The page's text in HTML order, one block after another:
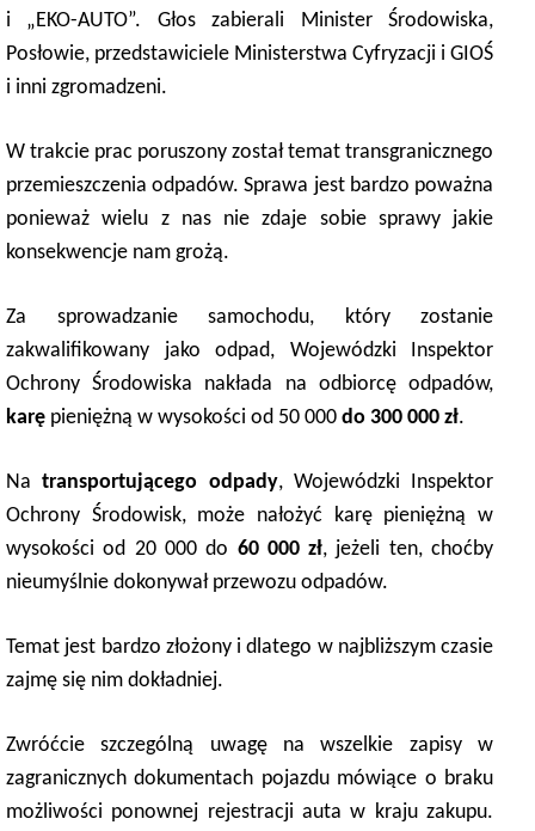
i „EKO-AUTO”. Głos zabierali Minister Środowiska,
Posłowie, przedstawiciele Ministerstwa Cyfryzacji i GIOŚ
i inni zgromadzeni.
W trakcie prac poruszony został temat transgranicznego
przemieszczenia odpadów. Sprawa jest bardzo poważna
ponieważ wielu z nas nie zdaje sobie sprawy jakie
konsekwencje nam grożą.
Za sprowadzanie samochodu, który zostanie
zakwalifikowany jako odpad, Wojewódzki Inspektor
Ochrony Środowiska nakłada na odbiorcę odpadów,
karę pieniężną w wysokości od 50 000 do 300 000 zł.
Natransportującego odpady, Wojewódzki Inspektor
Ochrony Środowisk, może nałożyć karę pieniężną w
wysokości od 20 000 do 60 000 zł, jeżeli ten, choćby
nieumyślnie dokonywał przewozu odpadów.
Temat jest bardzo złożony i dlatego w najbliższym czasie
zajmę się nim dokładniej.
Zwróćcie szczególną uwagę na wszelkie zapisy w
zagranicznych dokumentach pojazdu mówiące o braku
możliwości ponownej rejestracji auta w kraju zakupu.